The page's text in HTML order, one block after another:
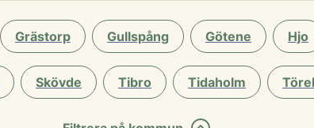
Grästorp Gullspång Götene Hjo
Skövde Tibro Tidaholm